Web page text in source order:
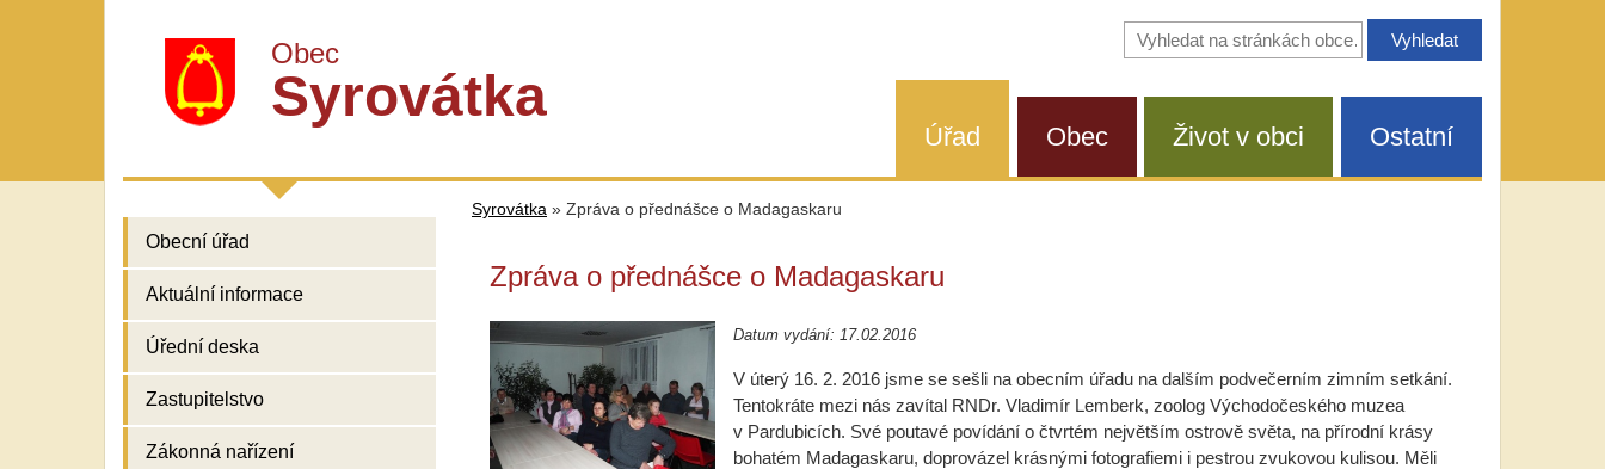
Obec
Syrovátka
Vyhledávání
na
Úřad Obec Život v obci Ostatní
Obecní úřad
Aktuální informace
Úřední deska
Zastupitelstvo
Zákonná nařízení
Syrovátka » Zpráva o přednášce o Madagaskaru
Zpráva o přednášce o Madagaskaru
Datum vydání: 17.02.2016
V úterý 16. 2. 2016 jsme se sešli na obecním úřadu na dalším podvečerním zimním setkání.
Tentokráte mezi nás zavítal RNDr. Vladimír Lemberk, zoolog Východočeského muzea
v Pardubicích. Své poutavé povídání o čtvrtém největším ostrově světa, na přírodní krásy
bohatém Madagaskaru, doprovázel krásnými fotografiemi i pestrou zvukovou kulisou. Měli